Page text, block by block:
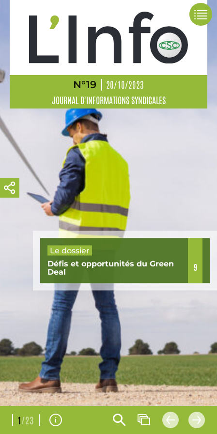
N°19
20/10/2023
JOURNAL D'INFORMATIONS SYNDICALES
Le dossier
Défis et opportunités du Green
Deal
9
1/23